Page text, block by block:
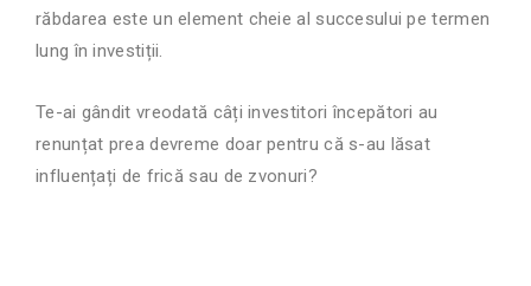
răbdarea este un element cheie al succesului pe termen
lung în investiții.
Te-ai gândit vreodată câți investitori începători au
renunțat prea devreme doar pentru că s-au lăsat
influențați de frică sau de zvonuri?